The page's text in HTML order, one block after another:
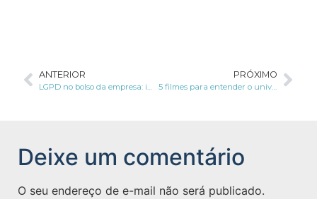
ANTERIOR
LGPD no bolso da empresa: impactos financeiros do não cumprimento da lei
PRÓXIMO
5 filmes para entender o universo da proteção de dados pessoais
Deixe um comentário
O seu endereço de e-mail não será publicado.